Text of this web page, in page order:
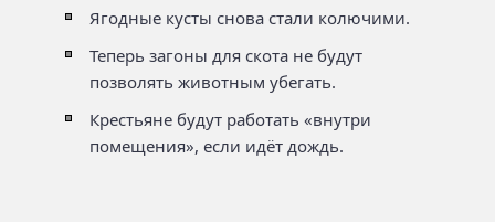
Ягодные кусты снова стали колючими.
Теперь загоны для скота не будут
позволять животным убегать.
Крестьяне будут работать «внутри
помещения», если идёт дождь.